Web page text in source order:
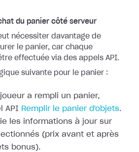
du panier côté serveur
nécessiter davantage de
le panier, car chaque
effectuée via des appels API.
suivante pour le panier :
a rempli un panier,
API Remplir le panier d'objets.
les informations à jour sur
(prix avant et après
bonus).